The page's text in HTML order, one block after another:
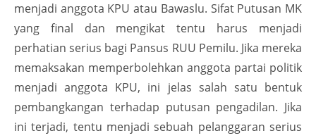
menjadi anggota KPU atau Bawaslu. Sifat Putusan MK
yang final dan mengikat tentu harus menjadi
perhatian serius bagi Pansus RUU Pemilu. Jika mereka
memaksakan memperbolehkan anggota partai politik
menjadi anggota KPU, ini jelas salah satu bentuk
pembangkangan terhadap putusan pengadilan. Jika
ini terjadi, tentu menjadi sebuah pelanggaran serius